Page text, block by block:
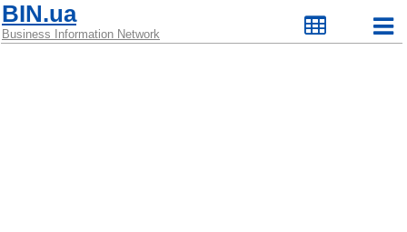
BIN.ua
Business Information Network